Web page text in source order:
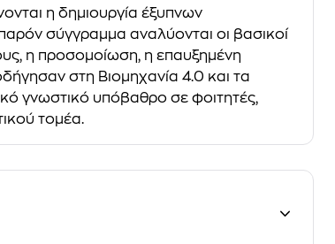
η δημιουργία έξυπνων
σύγγραμμα αναλύονται οι βασικοί
η προσομοίωση, η επαυξημένη
στη Βιομηχανία 4.0 και τα
γνωστικό υπόβαθρο σε φοιτητές,
τομέα.